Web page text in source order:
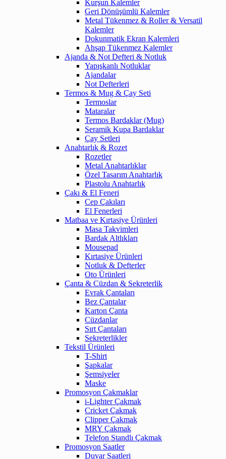
Kurşun Kalemler
Geri Dönüşümlü Kalemler
Metal Tükenmez & Roller & Versatil
Kalemler
Dokunmatik Ekran Kalemleri
Ahşap Tükenmez Kalemler
Ajanda & Not Defteri & Notluk
Yapışkanlı Notluklar
Ajandalar
Not Defterleri
Termos & Mug & Çay Seti
Termoslar
Mataralar
Termos Bardaklar (Mug)
Seramik Kupa Bardaklar
Çay Setleri
Anahtarlık & Rozet
Rozetler
Metal Anahtarlıklar
Özel Tasarım Anahtarlık
Plastolu Anahtarlık
Çakı & El Feneri
Cep Çakıları
El Fenerleri
Matbaa ve Kırtasiye Ürünleri
Masa Takvimleri
Bardak Altlıkları
Mousepad
Kırtasiye Ürünleri
Notluk & Defterler
Oto Ürünleri
Çanta & Cüzdan & Sekreterlik
Evrak Çantaları
Bez Çantalar
Karton Çanta
Cüzdanlar
Sırt Çantaları
Sekreterlikler
Tekstil Ürünleri
T-Shirt
Şapkalar
Şemsiyeler
Maske
Promosyon Çakmaklar
i-Lighter Çakmak
Cricket Çakmak
Clipper Çakmak
MRY Çakmak
Telefon Standlı Çakmak
Promosyon Saatler
Duvar Saatleri